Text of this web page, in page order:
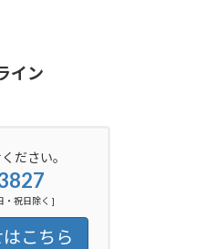
イン
ださい。
・祝日除く ]
こちら